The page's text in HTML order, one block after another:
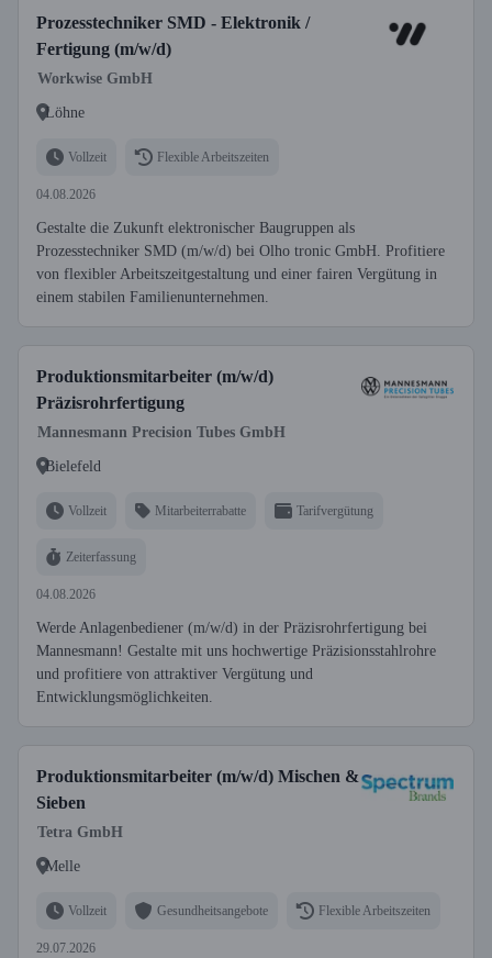
Prozesstechniker SMD - Elektronik /
Fertigung (m/w/d)
Workwise GmbH
Löhne
Vollzeit Flexible Arbeitszeiten
04.08.2026
Gestalte die Zukunft elektronischer Baugruppen als
Prozesstechniker SMD (m/w/d) bei Olho tronic GmbH. Profitiere
von flexibler Arbeitszeitgestaltung und einer fairen Vergütung in
einem stabilen Familienunternehmen.
Produktionsmitarbeiter (m/w/d)
Präzisrohrfertigung
Mannesmann Precision Tubes GmbH
Bielefeld
Vollzeit Mitarbeiterrabatte Tarifvergütung
Zeiterfassung
04.08.2026
Werde Anlagenbediener (m/w/d) in der Präzisrohrfertigung bei
Mannesmann! Gestalte mit uns hochwertige Präzisionsstahlrohre
und profitiere von attraktiver Vergütung und
Entwicklungsmöglichkeiten.
Produktionsmitarbeiter (m/w/d) Mischen &
Sieben
Tetra GmbH
Melle
Vollzeit Gesundheitsangebote Flexible Arbeitszeiten
29.07.2026